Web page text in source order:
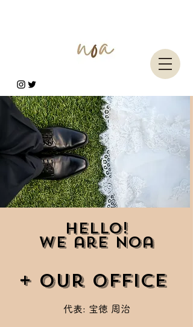
Hello!
We are Noa
+ Our Office
代表: 宝徳 周治